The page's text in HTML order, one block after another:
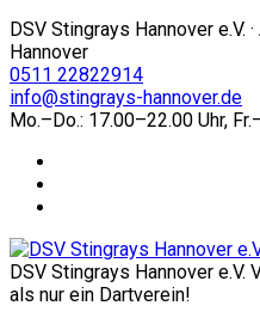
DSV Stingrays Hannover e.V.
Hannover
0511 22822914
info@stingrays-hannover.de
Mo.–Do.: 17.00–22.00 Uhr,
DSV Stingrays Hannover e.V.
als nur ein Dartverein!